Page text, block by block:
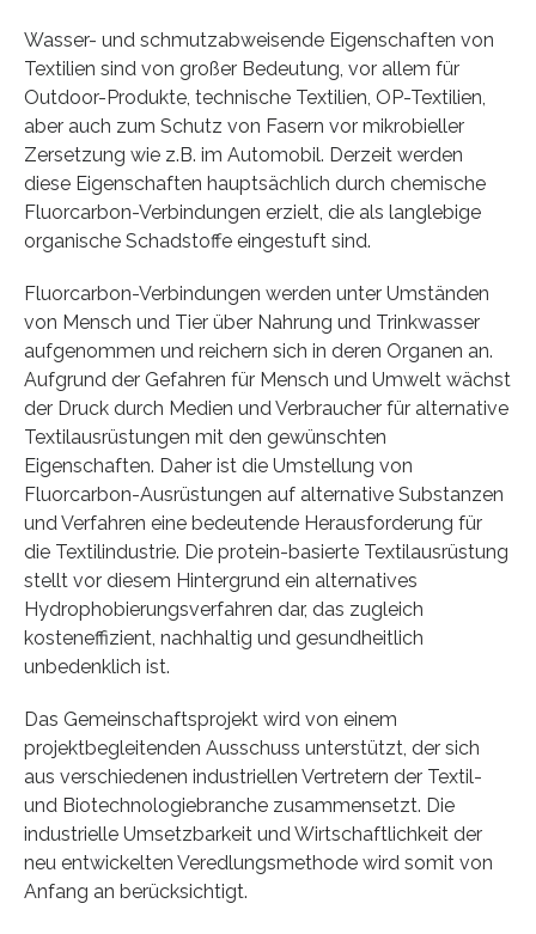
Wasser- und schmutzabweisende Eigenschaften von
Textilien sind von großer Bedeutung, vor allem für
Outdoor-Produkte, technische Textilien, OP-Textilien,
aber auch zum Schutz von Fasern vor mikrobieller
Zersetzung wie z.B. im Automobil. Derzeit werden
diese Eigenschaften hauptsächlich durch chemische
Fluorcarbon-Verbindungen erzielt, die als langlebige
organische Schadstoffe eingestuft sind.
Fluorcarbon-Verbindungen werden unter Umständen
von Mensch und Tier über Nahrung und Trinkwasser
aufgenommen und reichern sich in deren Organen an.
Aufgrund der Gefahren für Mensch und Umwelt wächst
der Druck durch Medien und Verbraucher für alternative
Textilausrüstungen mit den gewünschten
Eigenschaften. Daher ist die Umstellung von
Fluorcarbon-Ausrüstungen auf alternative Substanzen
und Verfahren eine bedeutende Herausforderung für
die Textilindustrie. Die protein-basierte Textilausrüstung
stellt vor diesem Hintergrund ein alternatives
Hydrophobierungsverfahren dar, das zugleich
kosteneffizient, nachhaltig und gesundheitlich
unbedenklich ist.
Das Gemeinschaftsprojekt wird von einem
projektbegleitenden Ausschuss unterstützt, der sich
aus verschiedenen industriellen Vertretern der Textil-
und Biotechnologiebranche zusammensetzt. Die
industrielle Umsetzbarkeit und Wirtschaftlichkeit der
neu entwickelten Veredlungsmethode wird somit von
Anfang an berücksichtigt.